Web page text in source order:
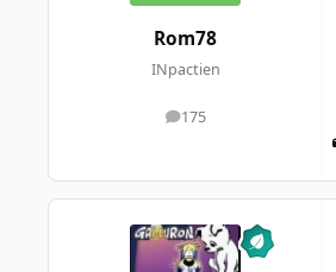
Rom78
INpactien
175
messages